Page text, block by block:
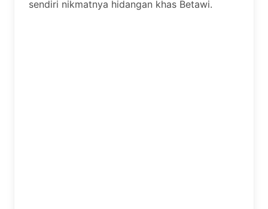
sendiri nikmatnya hidangan khas Betawi.